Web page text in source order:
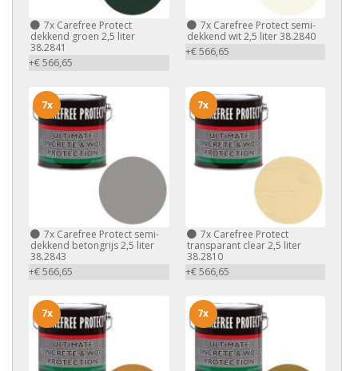
7x Carefree Protect
dekkend groen 2,5 liter
38.2841
+€ 566,65
7xCarefree Protect semi-
dekkend wit 2,5 liter 38.2840
+€ 566,65
7x Carefree Protect semi-
dekkend betongrijs 2,5 liter
38.2843
+€ 566,65
7x
7xCarefree Protect
transparant clear 2,5 liter
38.2810
+€ 566,65
7x
7x 7x